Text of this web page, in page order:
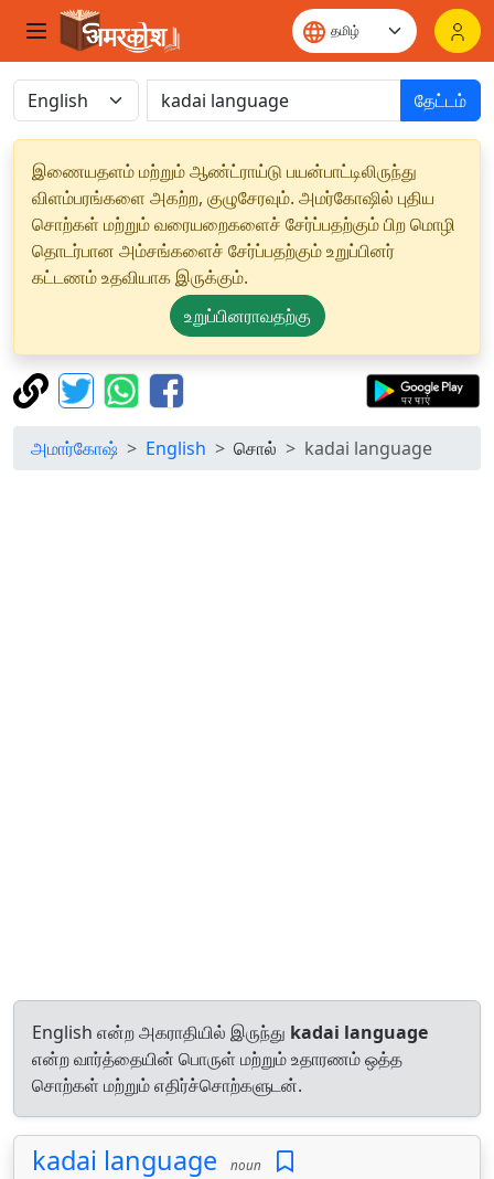
தேட்டம்
இணையதளம் மற்றும் ஆண்ட்ராய்டு பயன்பாட்டிலிருந்து
விளம்பரங்களை அகற்ற, குழுசேரவும். அமர்கோஷில் புதிய
சொற்கள் மற்றும் வரையறைகளைச் சேர்ப்பதற்கும் பிற மொழி
தொடர்பான அம்சங்களைச் சேர்ப்பதற்கும் உறுப்பினர்
கட்டணம் உதவியாக இருக்கும்.
உறுப்பினராவதற்கு
அமார்கோஷ் English சொல் kadai language
English என்ற அகராதியில் இருந்து kadai language
என்ற வார்த்தையின் பொருள் மற்றும் உதாரணம் ஒத்த
சொற்கள் மற்றும் எதிர்ச்சொற்களுடன்.
kadai language noun